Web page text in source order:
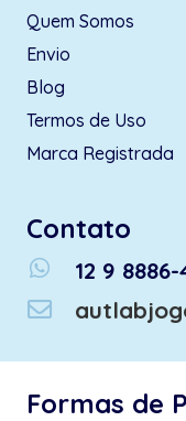
Quem Somos
Envio
Blog
Termos de Uso
Marca Registrada
Contato
whatsapp
12 9
Formas de